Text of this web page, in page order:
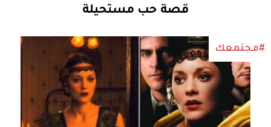
قصة حب مستحيلة
#مجتمعك